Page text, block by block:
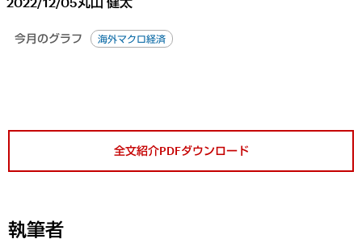
今月のグラフ 海外マクロ経済
全文紹介PDFダウンロード
執筆者